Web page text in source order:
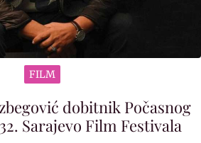
FILM
dobitnik Počasnog
Sarajevo Film Festivala